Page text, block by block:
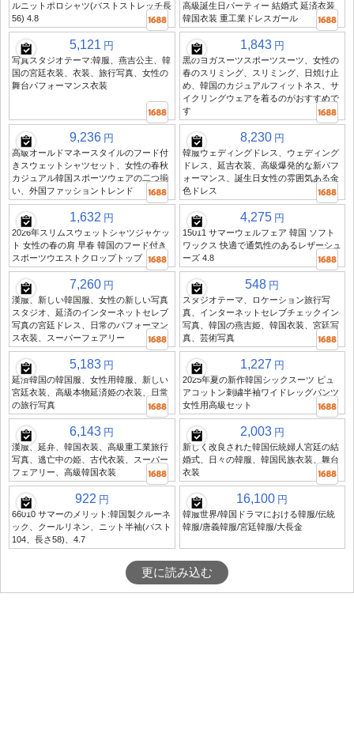
ルニットポロシャツ(バストストレッチ長
56) 4.8
高級誕生日パーティー 結婚式 延済衣装
韓国衣装 重工業ドレスガール
5,121 円
写真スタジオテーマ:韓服、燕吉公主、韓
国の宮廷衣装、衣装、旅行写真、女性の
舞台パフォーマンス衣装
1,843 円
黒のヨガスーツスポーツスーツ、女性の
春のスリミング、スリミング、日焼け止
め、韓国のカジュアルフィットネス、サ
イクリングウェアを着るのがおすすめで
す
9,236 円
高級オールドマネースタイルのフード付
きスウェットシャツセット、女性の春秋
カジュアル韓国スポーツウェアの二つ揃
い、外国ファッショントレンド
8,230 円
韓服ウェディングドレス、ウェディング
ドレス、延吉衣装、高級爆発的な新パフ
ォーマンス、誕生日女性の雰囲気ある金
色ドレス
1,632 円
2026年スリムスウェットシャツジャケッ
ト 女性の春の肩 早春 韓国のフード付き
スポーツウエストクロップトップ
4,275 円
15011 サマーウェルフェア 韓国 ソフト
ワックス 快適で通気性のあるレザーシュ
ーズ 4.8
7,260 円
漢服、新しい韓国服、女性の新しい写真
スタジオ、延済のインターネットセレブ
写真の宮廷ドレス、日常のパフォーマン
ス衣装、スーパーフェアリー
548 円
スタジオテーマ、ロケーション旅行写
真、インターネットセレブチェックイン
写真、韓国の燕吉姫、韓国衣装、宮廷写
真、芸術写真
5,183 円
延済韓国の韓国服、女性用韓服、新しい
宮廷衣装、高級本物延済姫の衣装、日常
の旅行写真
1,227 円
2025年夏の新作韓国シックスーツ ピュ
アコットン刺繍半袖ワイドレッグパンツ
女性用高級セット
6,143 円
漢服、延弁、韓国衣装、高級重工業旅行
写真、逃亡中の姫、古代衣装、スーパー
フェアリー、高級韓国衣装
2,003 円
新しく改良された韓国伝統婦人宮廷の結
婚式、日々の韓服、韓国民族衣装、舞台
衣装
922 円
66010 サマーのメリット:韓国製クルーネ
ック、クールリネン、ニット半袖(バスト
104、長さ58)、4.7
16,100 円
韓服世界/韓国ドラマにおける韓服/伝統
韓服/唐義韓服/宮廷韓服/大長金
更に読み込む